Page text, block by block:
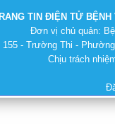
TIN ĐIỆN TỬ BỆNH
Đơn vị chủ quản:
- Trường Thi -
Chịu trách